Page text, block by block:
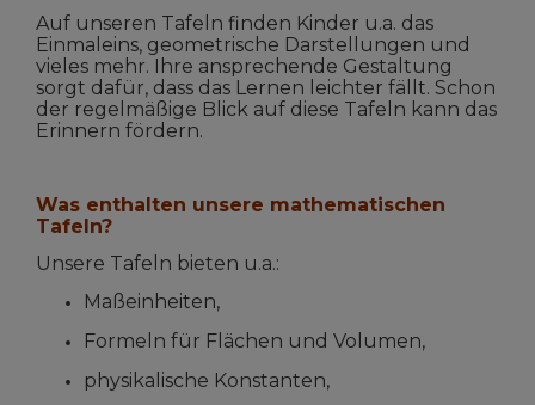
Auf unseren Tafeln finden Kinder u.a. das
Einmaleins, geometrische Darstellungen und
vieles mehr. Ihre ansprechende Gestaltung
sorgt dafür, dass das Lernen leichter fällt. Schon
der regelmäßige Blick auf diese Tafeln kann das
Erinnern fördern.
Was enthalten unsere mathematischen
Tafeln?
Unsere Tafeln bieten u.a.:
Maßeinheiten,
Formeln für Flächen und Volumen,
physikalische Konstanten,